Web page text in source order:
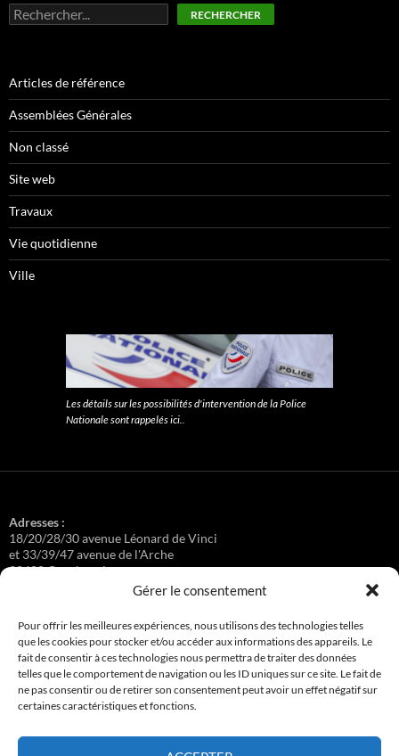
Gérer le consentement
Pour offrir les meilleures expériences, nous utilisons des technologies telles
que les cookies pour stocker et/ou accéder aux informations des appareils. Le
fait de consentir à ces technologies nous permettra de traiter des données
telles que le comportement de navigation ou les ID uniques sur ce site. Le fait de
ne pas consentir ou de retirer son consentement peut avoir un effet négatif sur
certaines caractéristiques et fonctions.
Rechercher RECHERCHER
Articles de référence
Assemblées Générales
Non classé
Site web
Travaux
Vie quotidienne
Ville
Les détails sur les possibilités d'intervention de la Police
Nationale sont rappelés ici..
Adresses :
18/20/28/30 avenue Léonard de Vinci
et 33/39/47 avenue de l'Arche
92400 Courbevoie
Régisseuse :
Loge au 39 Avenue de l'Arche.
Connexion